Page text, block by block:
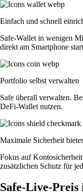
Einfach und schnell
Safe-Wallet in wenigen
direkt am Smartphone
Portfolio selbst verwalten
Safe überall verwalten.
DeFi-Wallet nutzen.
Maximale Sicherheit
Fokus auf
zusätzlichen Schutz für
Safe-Live-Preis